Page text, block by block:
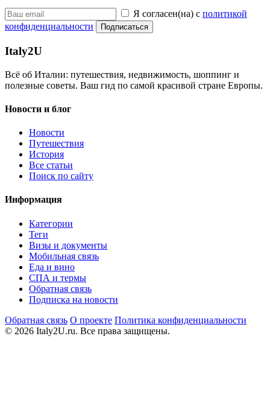
Я согласен(на) с политикой
конфиденциальности
Подписаться
Italy2U
Всё об Италии: путешествия, недвижимость, шоппинг и
полезные советы. Ваш гид по самой красивой стране Европы.
Новости и блог
Новости
Путешествия
История
Все статьи
Поиск по сайту
Информация
Категории
Теги
Визы и документы
Мобильная связь
Еда и вино
СПА и термы
Обратная связь
Подписка на новости
Обратная связь О проекте Политика конфиденциальности
© 2026 Italy2U.ru. Все права защищены.